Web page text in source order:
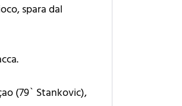
spara dal
(79` Stankovic),